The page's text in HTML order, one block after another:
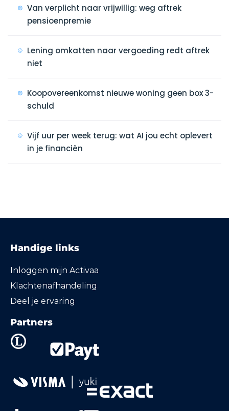
Van verplicht naar vrijwillig: weg aftrek
pensioenpremie
Lening omkatten naar vergoeding redt aftrek
niet
Koopovereenkomst nieuwe woning geen box 3-
schuld
Vijf uur per week terug: wat AI jou echt oplevert
in je financiën
Handige links
Inloggen mijn Activaa
Klachtenafhandeling
Deel je ervaring
Partners